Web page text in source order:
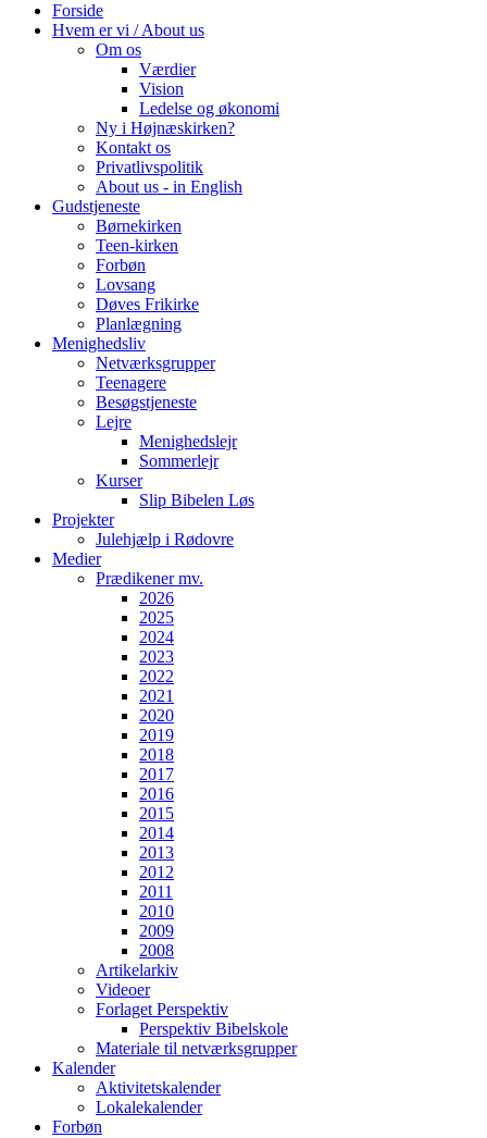
Forside
Hvem er vi / About us
Om os
Værdier
Vision
Ledelse og økonomi
Ny i Højnæskirken?
Kontakt os
Privatlivspolitik
About us - in English
Gudstjeneste
Børnekirken
Teen-kirken
Forbøn
Lovsang
Døves Frikirke
Planlægning
Menighedsliv
Netværksgrupper
Teenagere
Besøgstjeneste
Lejre
Menighedslejr
Sommerlejr
Kurser
Slip Bibelen Løs
Projekter
Julehjælp i Rødovre
Medier
Prædikener mv.
2026
2025
2024
2023
2022
2021
2020
2019
2018
2017
2016
2015
2014
2013
2012
2011
2010
2009
2008
Artikelarkiv
Videoer
Forlaget Perspektiv
Perspektiv Bibelskole
Materiale til netværksgrupper
Kalender
Aktivitetskalender
Lokalekalender
Forbøn